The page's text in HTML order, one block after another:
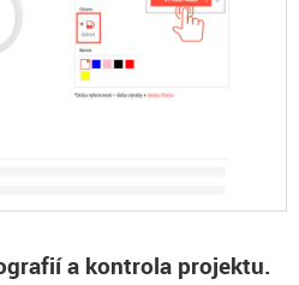
a kontrola projektu.